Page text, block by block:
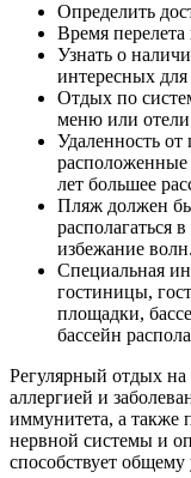
Определить
Время перелета
Узнать о
интересных для
Отдых по
меню или отели
Удаленность от
расположенные
лет большее
Пляж должен
располагаться
избежание волн.
Специальная
гостиницы,
площадки,
бассейн
Регулярный отдых на
аллергией и
иммунитета, а также
нервной системы и
способствует